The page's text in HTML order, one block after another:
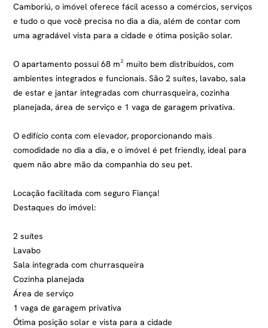
Camboriú, o imóvel oferece fácil acesso a comércios, serviços
e tudo o que você precisa no dia a dia, além de contar com
uma agradável vista para a cidade e ótima posição solar.
O apartamento possui 68 m² muito bem distribuídos, com
ambientes integrados e funcionais. São 2 suítes, lavabo, sala
de estar e jantar integradas com churrasqueira, cozinha
planejada, área de serviço e 1 vaga de garagem privativa.
O edifício conta com elevador, proporcionando mais
comodidade no dia a dia, e o imóvel é pet friendly, ideal para
quem não abre mão da companhia do seu pet.
Locação facilitada com seguro Fiança!
Destaques do imóvel:
2 suítes
Lavabo
Sala integrada com churrasqueira
Cozinha planejada
Área de serviço
1 vaga de garagem privativa
Ótima posição solar e vista para a cidade